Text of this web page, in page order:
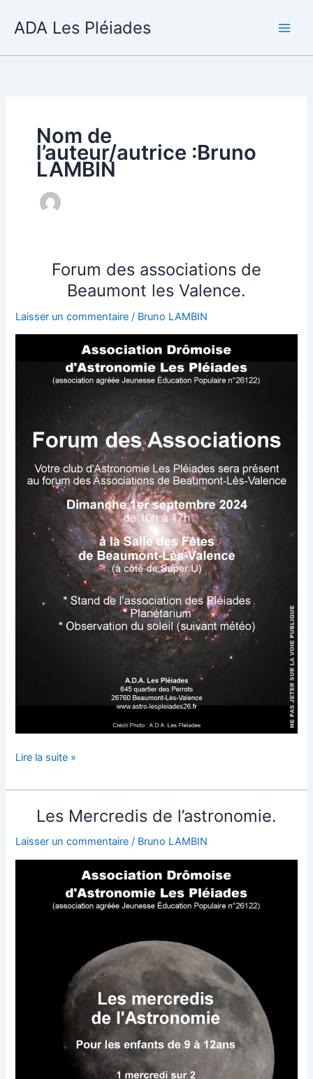
ADA Les Pléiades
Nom de
l’auteur/autrice :Bruno
LAMBIN
Forum des associations de
Beaumont les Valence.
Laisser un commentaire / Bruno LAMBIN
Forum
associations
Beaumont
les
Valence.
Lire la suite »
Les Mercredis de l’astronomie.
Laisser un commentaire / Bruno LAMBIN